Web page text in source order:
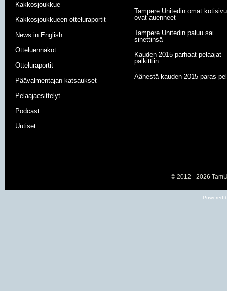
Kakkosjoukkue
Kakkosjoukkueen otteluraportit
News in English
Otteluennakot
Otteluraportit
Päävalmentajan katsaukset
Pelaajaesittelyt
Podcast
Uutiset
Tampere Unitedin omat
ovat auenneet
Tampere Unitedin paluu sai
sinettinsä
Kauden 2015 parhaat pelaajat
palkittiin
Äänestä kauden 2015 paras
© 2012 - 2026
Powered